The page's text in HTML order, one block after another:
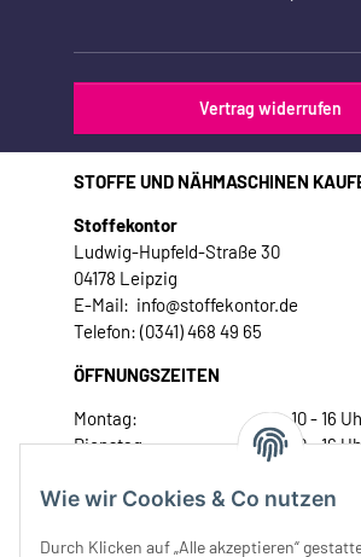
Wie wir Cookies & Co nutzen
Durch Klicken auf „Alle akzeptieren“
Vertrag widerrufen
STOFFE UND NÄHMASCHINEN
Stoffekontor
Ludwig-Hupfeld-Straße 30
04178 Leipzig
E-Mail: info@stoffekontor.de
Telefon: (0341) 468 49 65
ÖFFNUNGSZEITEN
Montag:
10 - 16
Dienstag:
10 - 16
Donnerstag:
10 - 18 Uhr
Samstag:
10 - 14